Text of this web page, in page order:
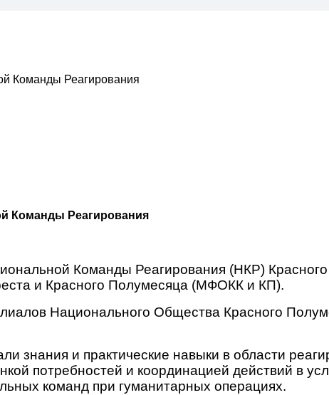
Команды Реагирования
Команды Реагирования
Команды Реагирования (НКР)
и Красного Полумесяца (МФОКК и КП).
Национального Общества Красного
знания и практические навыки в области
потребностей и координацией действий в
команд при гуманитарных операциях.